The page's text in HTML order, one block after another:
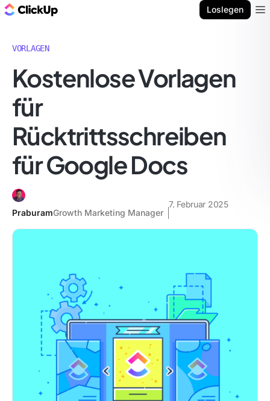
Loslegen
VORLAGEN
Kostenlose Vorlagen
für
Rücktrittsschreiben
für Google Docs
PraburamGrowth Marketing Manager
7. Februar 2025